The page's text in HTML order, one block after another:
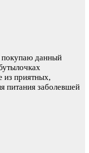
покупаю данный
приятных,
питания заболевшей